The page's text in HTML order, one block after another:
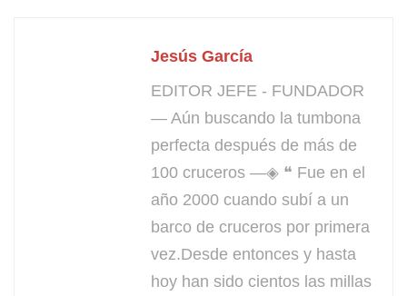
Jesús García
EDITOR JEFE - FUNDADOR
— Aún buscando la tumbona
perfecta después de más de
100 cruceros —◈ ❝ Fue en el
año 2000 cuando subí a un
barco de cruceros por primera
vez.Desde entonces y hasta
hoy han sido cientos las millas